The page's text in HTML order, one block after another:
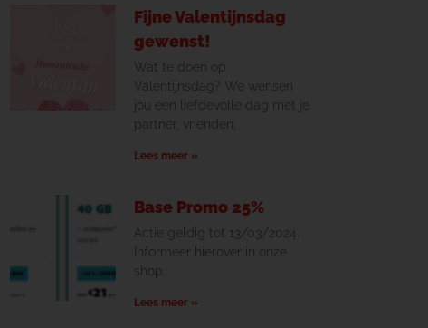
Fijne Valentijnsdag
gewenst!
Wat te doen op
Valentijnsdag? We wensen
jou een liefdevolle dag met je
partner, vrienden,
Lees meer »
Base Promo 25%
Actie geldig tot 13/03/2024.
Informeer hierover in onze
shop.
Lees meer »